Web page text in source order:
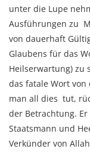
unter die Lupe
Ausführungen zu
von dauerhaft
Glaubens für das
Heilserwartung) zu
das fatale Wort von
man all dies tut,
der Betrachtung.
Staatsmann und
Verkünder von